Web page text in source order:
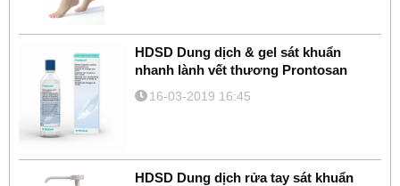
HDSD Dung dịch & gel sát khuẩn
nhanh lành vết thương Prontosan
16-03-2019 16:45
HDSD Dung dịch rửa tay sát khuẩn